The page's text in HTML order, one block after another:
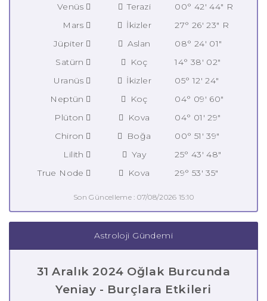
Venüs
Terazi
00° 42' 44" R
Mars
İkizler
27° 26' 23" R
Jüpiter
Aslan
08° 24' 01"
Satürn
Koç
14° 38' 02"
Uranüs
İkizler
05° 12' 24"
Neptün
Koç
04° 09' 60"
Plüton
Kova
04° 01' 29"
Chiron
Boğa
00° 51' 39"
Lilith
Yay
25° 43' 48"
True Node
Kova 29° 53' 35"
Son Güncelleme : 07/08/2026 15:10
Astroloji Gündemi
31 Aralık 2024 Oğlak Burcunda
Yeniay - Burçlara Etkileri